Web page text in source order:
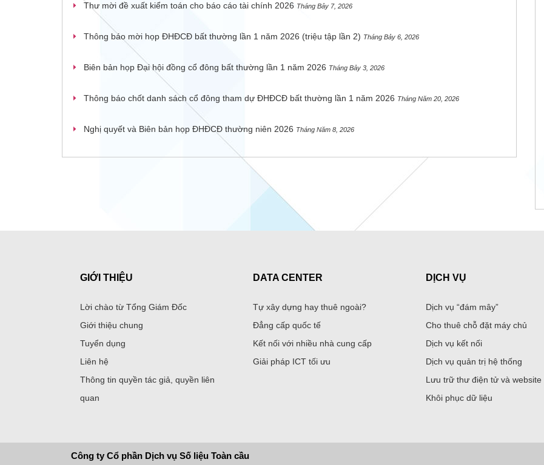
Thư mời đề xuất kiểm toán cho báo cáo tài chính 2026 Tháng Bảy 7, 2026
Thông báo mời họp ĐHĐCĐ bất thường lần 1 năm 2026 (triệu tập lần 2) Tháng Bảy 6, 2026
Biên bản họp Đại hội đồng cổ đông bất thường lần 1 năm 2026 Tháng Bảy 3, 2026
Thông báo chốt danh sách cổ đông tham dự ĐHĐCĐ bất thường lần 1 năm 2026 Tháng Năm 20, 2026
Nghị quyết và Biên bản họp ĐHĐCĐ thường niên 2026 Tháng Năm 8, 2026
GIỚI THIỆU
Lời chào từ Tổng Giám Đốc
Giới thiệu chung
Tuyển dụng
Liên hệ
Thông tin quyền tác giả, quyền liên
quan
DATA CENTER
Tự xây dựng hay thuê ngoài?
Đẳng cấp quốc tế
Kết nối với nhiều nhà cung cấp
Giải pháp ICT tối ưu
DỊCH VỤ
Dịch vụ “đám mây”
Cho thuê chỗ đặt máy chủ
Dịch vụ kết nối
Dịch vụ quản trị hệ thống
Lưu trữ thư điện tử và website
Khôi phục dữ liệu
Công ty Cổ phần Dịch vụ Số liệu Toàn cầu